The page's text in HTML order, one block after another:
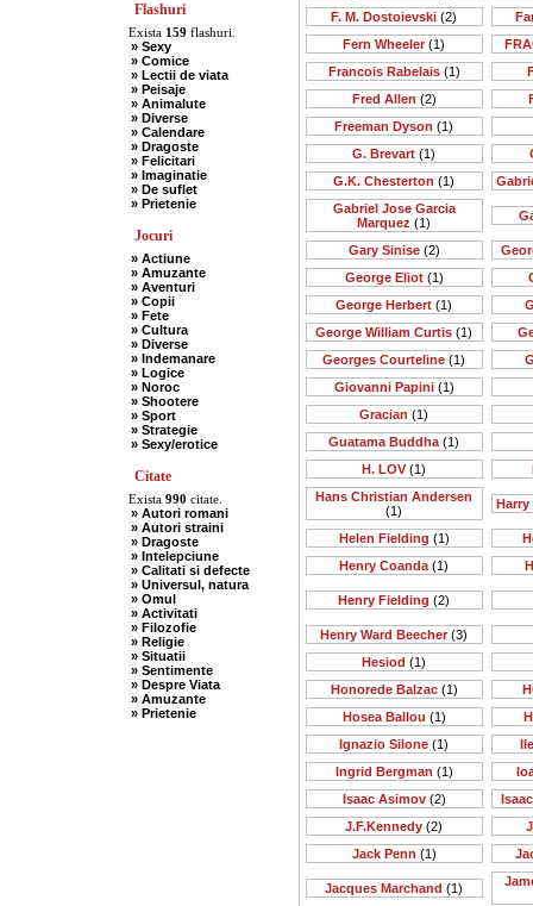
Flashuri
Exista 159 flashuri.
» Sexy
» Comice
» Lectii de viata
» Peisaje
» Animalute
» Diverse
» Calendare
» Dragoste
» Felicitari
» Imaginatie
» De suflet
» Prietenie
Jocuri
» Actiune
» Amuzante
» Aventuri
» Copii
» Fete
» Cultura
» Diverse
» Indemanare
» Logice
» Noroc
» Shootere
» Sport
» Strategie
» Sexy/erotice
Citate
Exista 990 citate.
» Autori romani
» Autori straini
» Dragoste
» Intelepciune
» Calitati si defecte
» Universul, natura
» Omul
» Activitati
» Filozofie
» Religie
» Situatii
» Sentimente
» Despre Viata
» Amuzante
» Prietenie
F. M. Dostoievski (2)
Fern Wheeler (1)
Francois Rabelais(1)
Fred Allen (2)
Freeman Dyson (1)
G. Brevart (1)
G.K. Chesterton (1)
Gabriel Jose Garcia
Marquez (1)
Gary Sinise(2)
George Eliot(1)
George Herbert (1)
George William Curtis (1)
Georges Courteline (1)
Giovanni Papini(1)
Gracian (1)
Guatama Buddha (1)
H. LOV (1)
Hans Christian Andersen
(1)
Harry
Helen Fielding (1)
Henry Coanda (1)
Henry Fielding (2)
Henry Ward Beecher (3)
Hesiod (1)
Honorede Balzac(1)
Hosea Ballou (1)
Ignazio Silone (1)
Ingrid Bergman (1)
Isaac Asimov(2)
J.F.Kennedy (2)
Jack Penn (1)
Jacques Marchand (1)